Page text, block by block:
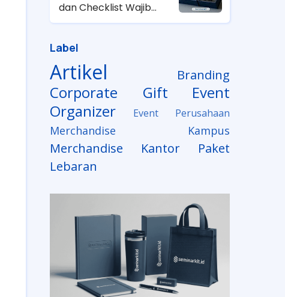
dan Checklist Wajib
untuk HRD
Label
Artikel Branding
Corporate Gift
Event
Organizer
Event Perusahaan
Merchandise Kampus
Merchandise Kantor
Paket
Lebaran